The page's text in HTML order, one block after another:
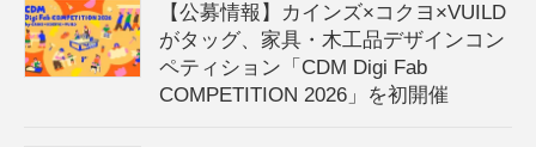
【公募情報】カインズ×コクヨ×VUILD
がタッグ、家具・木工品デザインコン
ペティション「CDM Digi Fab
COMPETITION 2026」を初開催